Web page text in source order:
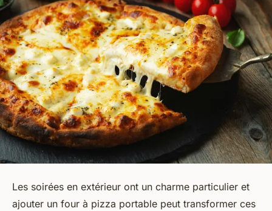
Les soirées en extérieur ont un charme particulier et
ajouter un four à pizza portable peut transformer ces